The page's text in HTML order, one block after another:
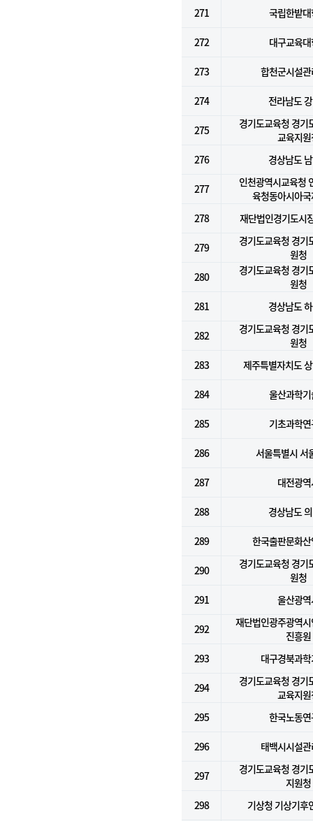
271
국립한밭
272 대구교육
273 합천군시설
274 전라남도
275
경기도교육청 경기
교육지
276
경상남도
277
인천광역시교육청
육청동아시아
278
재단법인경기도시
279
경기도교육청 경기
원청
280
경기도교육청 경기
원청
281
경상남도
282
경기도교육청 경기
원청
283
제주특별자치도
284 울산과학
285 기초과학
286 서울특별시 서
287 대전광
288 경상남도
289 한국출판문화
290
경기도교육청 경기
원청
291
울산광
292
재단법인광주광역
진흥원
293
대구경북과
294
경기도교육청 경기
교육지
295
한국노동
296 태백시시설
297
경기도교육청 경기
지원청
298
기상청 기상기후